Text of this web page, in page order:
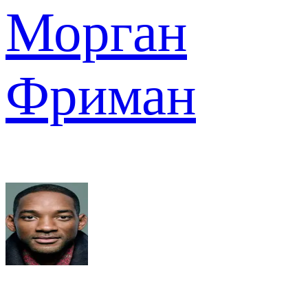
Морган
Фриман